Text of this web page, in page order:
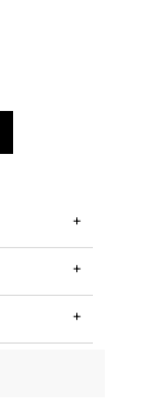
+
+
+